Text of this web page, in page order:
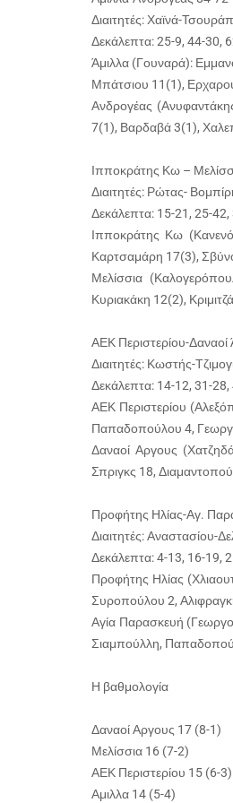
Διαιτητές: Χαϊνά-
Δεκάλεπτα: 25-9, 44-30,
Άμιλλα (Γουναρά):
Μπάτσιου 11(1),
Ανδρογέας
7(1), Βαρδαβά 3(1),
Ιπποκράτης Κω –
Διαιτητές: Ρώτας-
Δεκάλεπτα: 15-21, 25-
Ιπποκράτης Κω
Καρτσαμάρη 17(3),
Μελίσσια
Κυριακάκη 12(2),
ΑΕΚ Περιστερίου-
Διαιτητές: Κωστής-
Δεκάλεπτα: 14-12, 31-
ΑΕΚ Περιστερίου
Παπαδοπούλου 4,
Δαναοί Αργους
Σπριγκς 18,
Προφήτης Ηλίας-Αγ.
Διαιτητές: Αναστασίου-
Δεκάλεπτα: 4-13, 16-19,
Προφήτης Ηλίας
Συροπούλου 2,
Αγία Παρασκευή
Σιαμπούλλη,
Η βαθμολογία
Δαναοί Αργους 17 (8-1)
Μελίσσια 16 (7-2)
ΑΕΚ Περιστερίου 15 (6-3)
Αμιλλα 14 (5-4)